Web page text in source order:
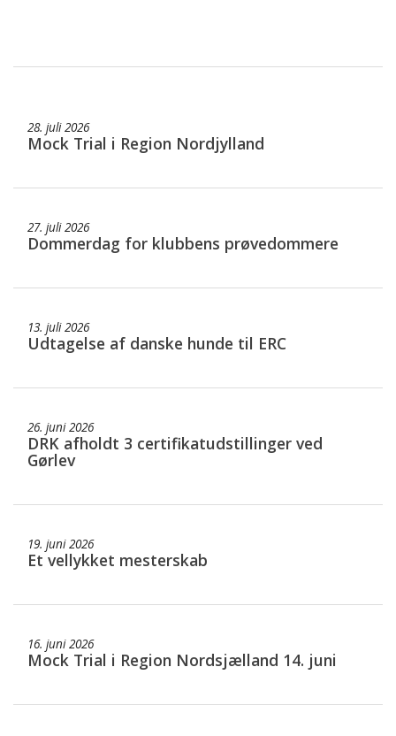
28. juli 2026
Mock Trial i Region Nordjylland
27. juli 2026
Dommerdag for klubbens prøvedommere
13. juli 2026
Udtagelse af danske hunde til ERC
26. juni 2026
DRK afholdt 3 certifikatudstillinger ved
Gørlev
19. juni 2026
Et vellykket mesterskab
16. juni 2026
Mock Trial i Region Nordsjælland 14. juni